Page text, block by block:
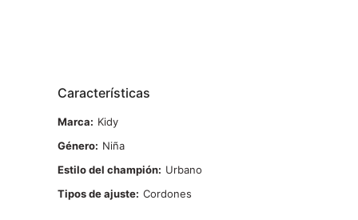
Características
Marca
Kidy
Género
Niña
Estilo del champión
Urbano
Tipos de ajuste Cordones